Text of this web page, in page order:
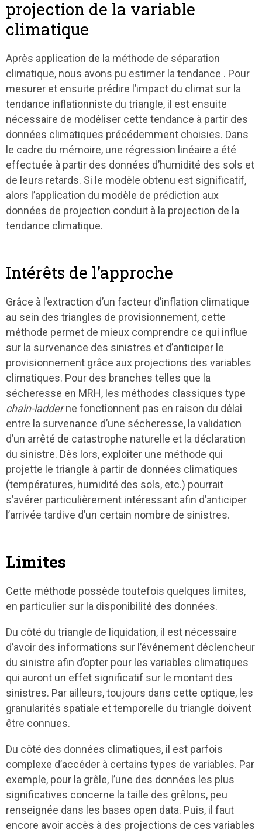
projection de la variable
climatique
Après application de la méthode de séparation
climatique, nous avons pu estimer la tendance . Pour
mesurer et ensuite prédire l’impact du climat sur la
tendance inflationniste du triangle, il est ensuite
nécessaire de modéliser cette tendance à partir des
données climatiques précédemment choisies. Dans
le cadre du mémoire, une régression linéaire a été
effectuée à partir des données d’humidité des sols et
de leurs retards. Si le modèle obtenu est significatif,
alors l’application du modèle de prédiction aux
données de projection conduit à la projection de la
tendance climatique.
Intérêts de l’approche
Grâce à l’extraction d’un facteur d’inflation climatique
au sein des triangles de provisionnement, cette
méthode permet de mieux comprendre ce qui influe
sur la survenance des sinistres et d’anticiper le
provisionnement grâce aux projections des variables
climatiques. Pour des branches telles que la
sécheresse en MRH, les méthodes classiques type
chain-ladderne fonctionnent pas en raison du délai
entre la survenance d’une sécheresse, la validation
d’un arrêté de catastrophe naturelle et la déclaration
du sinistre. Dès lors, exploiter une méthode qui
projette le triangle à partir de données climatiques
(températures, humidité des sols, etc.) pourrait
s’avérer particulièrement intéressant afin d’anticiper
l’arrivée tardive d’un certain nombre de sinistres.
Limites
Cette méthode possède toutefois quelques limites,
en particulier sur la disponibilité des données.
Du côté du triangle de liquidation, il est nécessaire
d’avoir des informations sur l’événement déclencheur
du sinistre afin d’opter pour les variables climatiques
qui auront un effet significatif sur le montant des
sinistres. Par ailleurs, toujours dans cette optique, les
granularités spatiale et temporelle du triangle doivent
être connues.
Du côté des données climatiques, il est parfois
complexe d’accéder à certains types de variables. Par
exemple, pour la grêle, l’une des données les plus
significatives concerne la taille des grêlons, peu
renseignée dans les bases open data. Puis, il faut
encore avoir accès à des projections de ces variables